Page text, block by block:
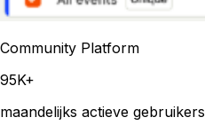
Community Platform
95K+
maandelijks actieve gebruikers